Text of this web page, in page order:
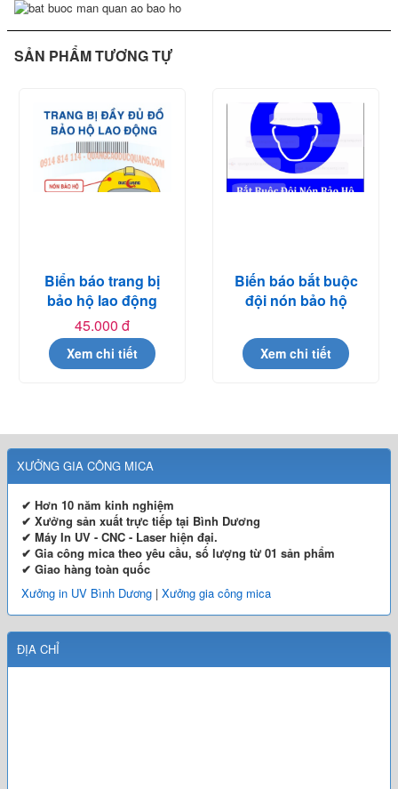
SẢN PHẨM TƯƠNG TỰ
Biển báo trang bị
bảo hộ lao động
45.000 đ
Xem chi tiết
Biến báo bắt buộc
đội nón bảo hộ
Xem chi tiết
XƯỞNG GIA CÔNG MICA
✔ Hơn 10 năm kinh nghiệm
✔ Xưởng sản xuất trực tiếp tại Bình Dương
✔ Máy In UV - CNC - Laser hiện đại.
✔ Gia công mica theo yêu cầu, số lượng từ 01 sản phẩm
✔ Giao hàng toàn quốc
Xưởng in UV Bình Dương | Xưởng gia công mica
ĐỊA CHỈ